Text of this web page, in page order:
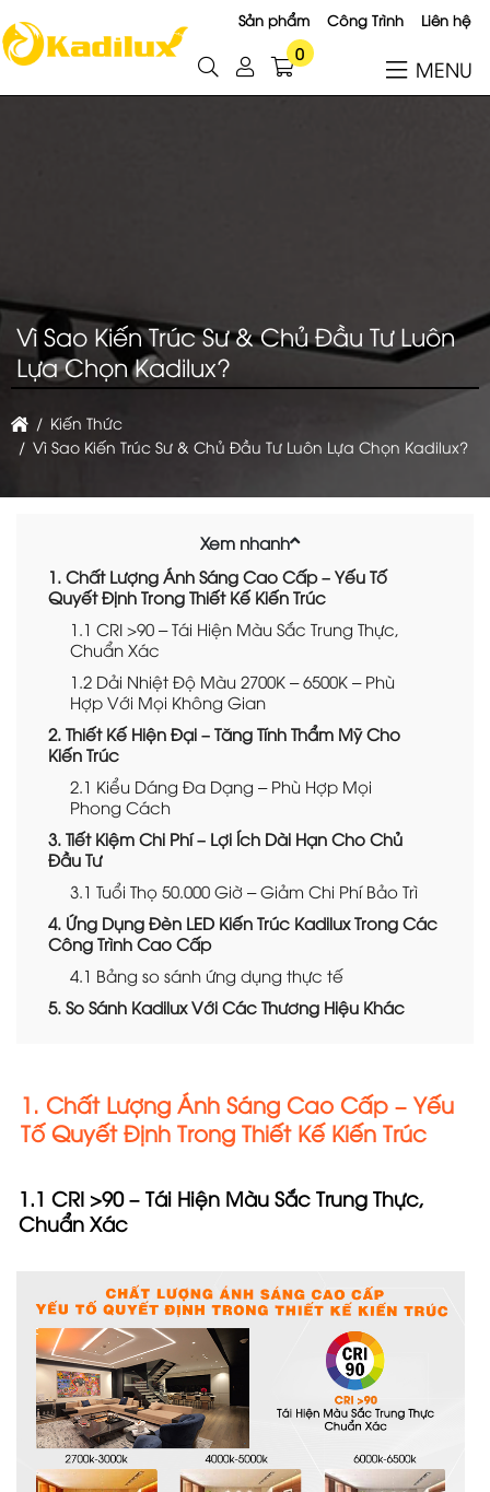
Sản phẩm Công Trình Liên hệ
0
MENU
Vì Sao Kiến Trúc Sư & Chủ Đầu Tư Luôn
Lựa Chọn Kadilux?
Kiến Thức
Vì Sao Kiến Trúc Sư & Chủ Đầu Tư Luôn Lựa Chọn Kadilux?
Xem nhanh
1. Chất Lượng Ánh Sáng Cao Cấp – Yếu Tố
Quyết Định Trong Thiết Kế Kiến Trúc
1.1 CRI >90 – Tái Hiện Màu Sắc Trung Thực,
Chuẩn Xác
1.2 Dải Nhiệt Độ Màu 2700K – 6500K – Phù
Hợp Với Mọi Không Gian
2. Thiết Kế Hiện Đại – Tăng Tính Thẩm Mỹ Cho
Kiến Trúc
2.1 Kiểu Dáng Đa Dạng – Phù Hợp Mọi
Phong Cách
3. Tiết Kiệm Chi Phí – Lợi Ích Dài Hạn Cho Chủ
Đầu Tư
3.1 Tuổi Thọ 50.000 Giờ – Giảm Chi Phí Bảo Trì
4. Ứng Dụng Đèn LED Kiến Trúc Kadilux Trong Các
Công Trình Cao Cấp
4.1 Bảng so sánh ứng dụng thực tế
5. So Sánh Kadilux Với Các Thương Hiệu Khác
1. Chất Lượng Ánh Sáng Cao Cấp – Yếu
Tố Quyết Định Trong Thiết Kế Kiến Trúc
1.1 CRI >90 – Tái Hiện Màu Sắc Trung Thực,
Chuẩn Xác